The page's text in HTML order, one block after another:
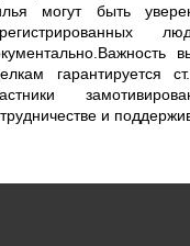
могут быть
гарантируется
и